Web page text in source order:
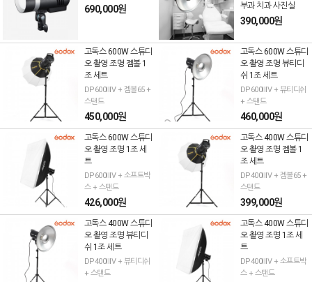
690,000원
부과 치과 사진실
390,000원
고독스 600W 스튜디
오 촬영 조명 젬볼 1
조 세트
DP600IIIV + 젬볼65 +
스탠드
450,000원
고독스 600W 스튜디
오 촬영 조명 뷰티디
쉬 1조 세트
DP600IIIV + 뷰티디쉬
+ 스탠드
460,000원
고독스 600W 스튜디
오 촬영 조명 1조 세
트
DP600IIIV + 소프트박
스 + 스탠드
426,000원
고독스 400W 스튜디
오 촬영 조명 젬볼 1
조 세트
DP400IIIV + 젬볼65 +
스탠드
399,000원
고독스 400W 스튜디
오 촬영 조명 뷰티디
쉬 1조 세트
DP400IIIV + 뷰티디쉬
+ 스탠드
고독스 400W 스튜디
오 촬영 조명 1조 세
트
DP400IIIV + 소프트박
스 + 스탠드